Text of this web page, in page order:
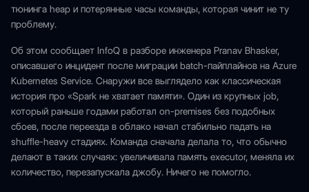
тюнинга heap и потерянные часы команды, которая чинит не ту
проблему.
Об этом сообщает InfoQ в разборе инженера Pranav Bhasker,
описавшего инцидент после миграции batch-пайплайнов на Azure
Kubernetes Service. Снаружи все выглядело как классическая
история про «Spark не хватает памяти». Один из крупных job,
который раньше годами работал on-premises без подобных
сбоев, после переезда в облако начал стабильно падать на
shuffle-heavy стадиях. Команда сначала делала то, что обычно
делают в таких случаях: увеличивала память executor, меняла их
количество, перезапускала джобу. Ничего не помогло.